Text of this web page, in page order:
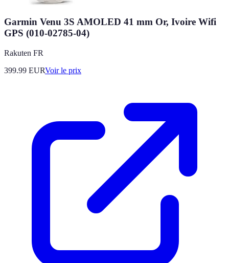
Garmin Venu 3S AMOLED 41 mm Or, Ivoire Wifi
GPS (010-02785-04)
Rakuten FR
399.99 EURVoir le prix